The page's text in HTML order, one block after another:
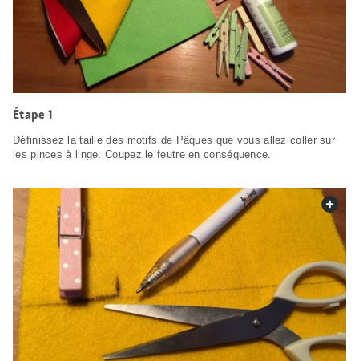
Étape 1
Définissez la taille des motifs de Pâques que vous allez coller sur
les pinces à linge. Coupez le feutre en conséquence.